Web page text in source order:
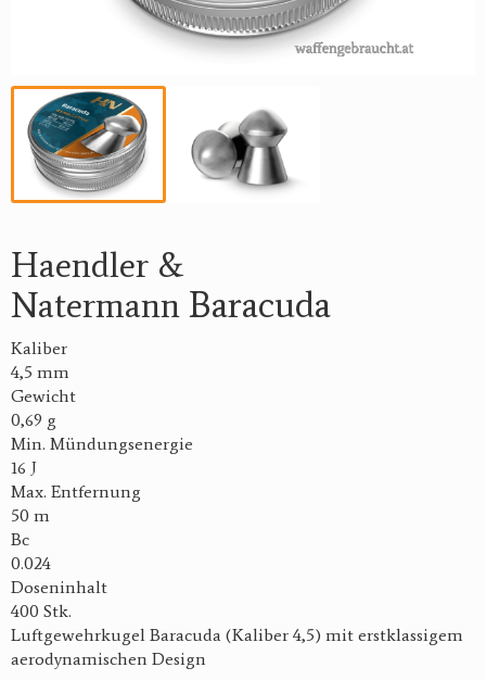
Haendler &
Natermann Baracuda
Kaliber
4,5 mm
Gewicht
0,69 g
Min. Mündungsenergie
16 J
Max. Entfernung
50 m
Bc
0.024
Doseninhalt
400 Stk.
Luftgewehrkugel Baracuda (Kaliber 4,5) mit erstklassigem
aerodynamischen Design